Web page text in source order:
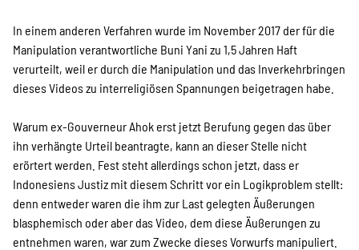
In einem anderen Verfahren wurde im November 2017 der für die
Manipulation verantwortliche Buni Yani zu 1,5 Jahren Haft
verurteilt, weil er durch die Manipulation und das Inverkehrbringen
dieses Videos zu interreligiösen Spannungen beigetragen habe.
Warum ex-Gouverneur Ahok erst jetzt Berufung gegen das über
ihn verhängte Urteil beantragte, kann an dieser Stelle nicht
erörtert werden. Fest steht allerdings schon jetzt, dass er
Indonesiens Justiz mit diesem Schritt vor ein Logikproblem stellt:
denn entweder waren die ihm zur Last gelegten Äußerungen
blasphemisch oder aber das Video, dem diese Äußerungen zu
entnehmen waren, war zum Zwecke dieses Vorwurfs manipuliert.